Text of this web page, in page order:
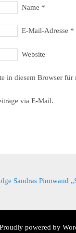
Name *
E-Mail-Adresse *
Website
in diesem Browser
via E-Mail.
Sandras Pinnwand
Proudly powered by